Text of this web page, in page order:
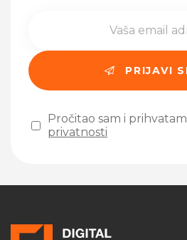
Pročitao sam i prihvatam
privatnosti